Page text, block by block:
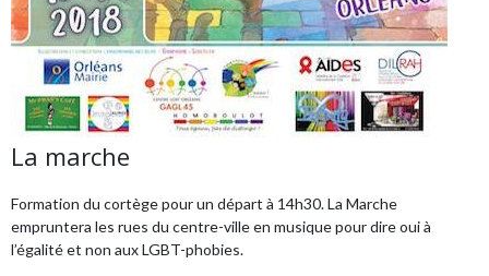
La marche
Formation du cortège pour un départ à 14h30. La Marche
empruntera les rues du centre-ville en musique pour dire oui à
l’égalité et non aux LGBT-phobies.